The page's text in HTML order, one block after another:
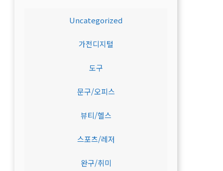
Uncategorized
가전디지털
도구
문구/오피스
뷰티/헬스
스포츠/레저
완구/취미